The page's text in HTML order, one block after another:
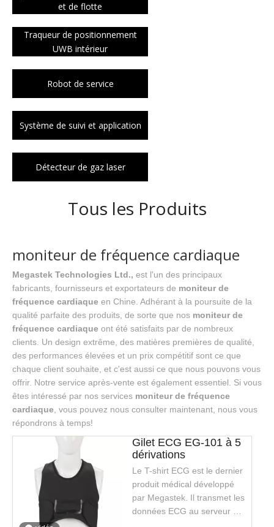
et de flotte
Traqueur de positionnement
UWB intérieur
Robot de service
Système de suivi et application
Détecteur de gaz laser
Tous les Produits
moniteur de fréquence cardiaque
Megastek Technologies Ltd., est l'un des principaux
fabricants, fournisseurs et exportateurs de moniteur de
fréquence cardiaque en Chine. Adhérant à la poursuite de la
qualité parfaite des produits, de sorte que nos moniteur de
fréquence cardiaque ont été satisfaits par de nombreux
clients. Un design extrême, des matières premières de qualité,
des performances élevées et un prix compétitif sont ce que
chaque client souhaite, et c'est aussi ce que nous pouvons vous
offrir. Notre service après-vente est également essentiel. Si vous
êtes intéressé par nos services moniteur de fréquence
cardiaque , vous pouvez nous consulter maintenant, nous vous
répondrons à temps!
Gilet ECG EG-101 à 5
dérivations
Le T-shirt ECG est le dernier
produit médical développé
par Megastek. Il transmet les
données ECG au serveur via